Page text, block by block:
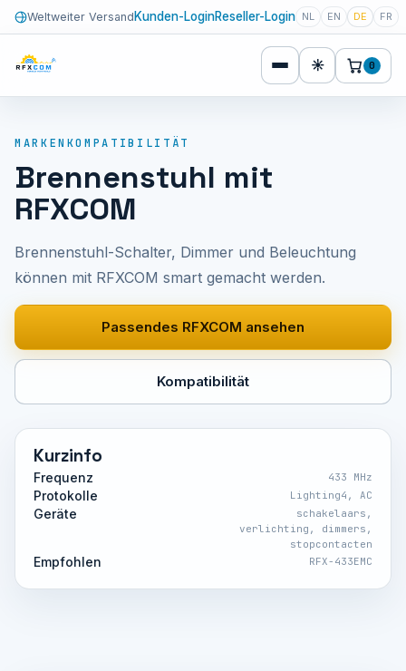
Weltweiter Versand Kunden-LoginReseller-Login NL EN DE FR
☀ 0
MARKENKOMPATIBILITÄT
Brennenstuhl mit
RFXCOM
Brennenstuhl-Schalter, Dimmer und Beleuchtung
können mit RFXCOM smart gemacht werden.
Passendes RFXCOM ansehen
Kompatibilität
Kurzinfo
Frequenz 433 MHz
Protokolle Lighting4, AC
Geräte
schakelaars,
verlichting, dimmers,
stopcontacten
Empfohlen RFX-433EMC